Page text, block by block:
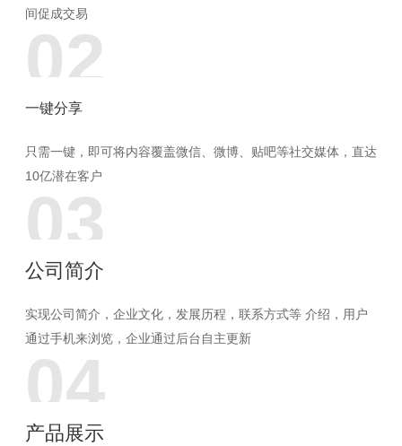
02
间促成交易
03
一键分享
只需一键，即可将内容覆盖微信、微博、贴吧等社交媒体，直达
10亿潜在客户
04
公司简介
实现公司简介，企业文化，发展历程，联系方式等 介绍，用户
通过手机来浏览，企业通过后台自主更新
产品展示